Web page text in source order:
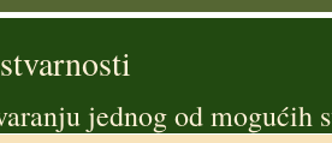
jednog od mogućih